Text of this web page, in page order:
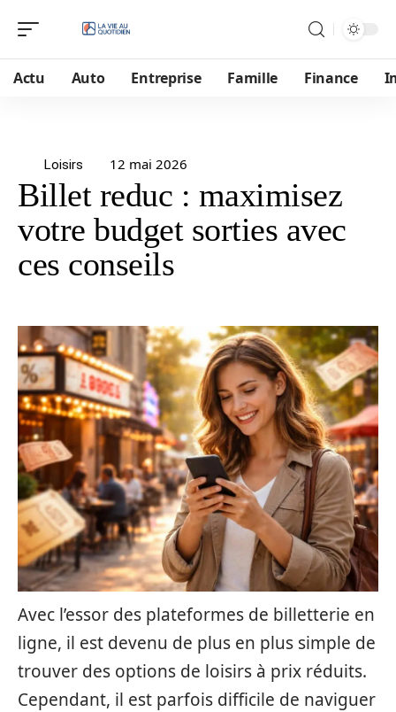
Actu Auto Entreprise Famille Finance
Loisirs 12 mai 2026
Billet reduc : maximisez
votre budget sorties avec
ces conseils
Avec l’essor des plateformes de billetterie en
ligne, il est devenu de plus en plus simple de
trouver des options de loisirs à prix réduits.
Cependant, il est parfois difficile de naviguer